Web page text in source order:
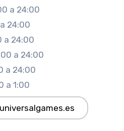
a 24:00
24:00
a 24:00
a 24:00
a 24:00
a 1:00